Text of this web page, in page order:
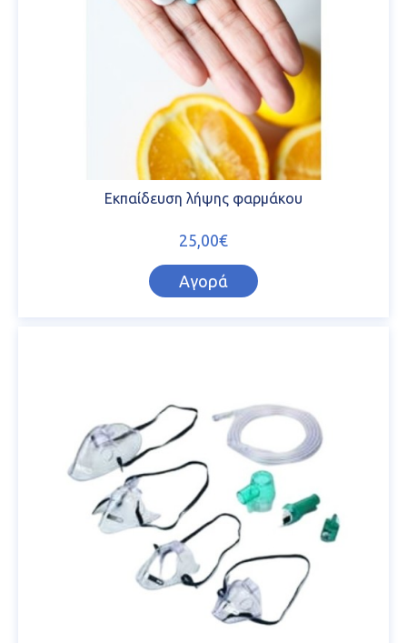
Εκπαίδευση λήψης φαρμάκου
25,00€
Αγορά